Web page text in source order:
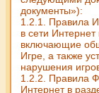
документы»):
1.2.1. Правила
в сети
включающие
Игре, а также
нарушения
1.2.2. Правила
Интернет в